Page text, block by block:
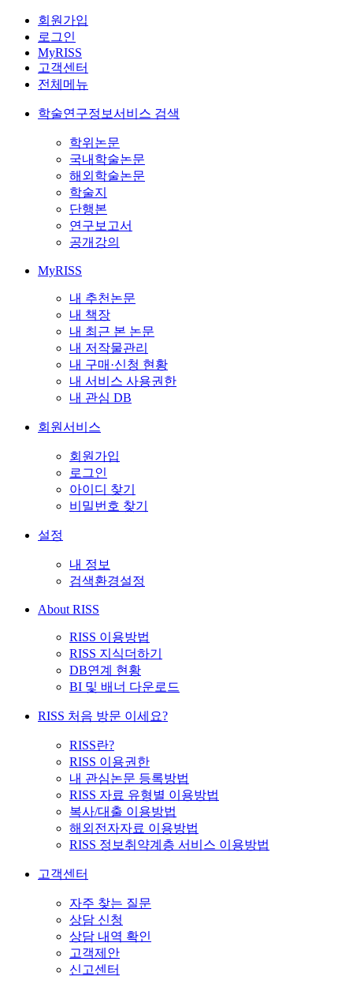
회원가입
로그인
MyRISS
고객센터
전체메뉴
학술연구정보서비스 검색
학위논문
국내학술논문
해외학술논문
학술지
단행본
연구보고서
공개강의
MyRISS
내 추천논문
내 책장
내 최근 본 논문
내 저작물관리
내 구매·신청 현황
내 서비스 사용권한
내 관심 DB
회원서비스
회원가입
로그인
아이디 찾기
비밀번호 찾기
설정
내 정보
검색환경설정
About RISS
RISS 이용방법
RISS 지식더하기
DB연계 현황
BI 및 배너 다운로드
RISS 처음 방문 이세요?
RISS란?
RISS 이용권한
내 관심논문 등록방법
RISS 자료 유형별 이용방법
복사/대출 이용방법
해외전자자료 이용방법
RISS 정보취약계층 서비스 이용방법
고객센터
자주 찾는 질문
상담 신청
상담 내역 확인
고객제안
신고센터